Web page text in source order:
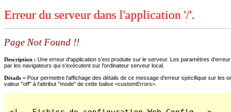
Erreur du serveur dans l'application '/'.
Page Not Found !!
Description : Une erreur d'application s'est produite sur le serveur. Les paramètres
par les navigateurs qui s'exécutent sur l'ordinateur serveur local.
Détails = Pour permettre l'affichage des détails de ce message d'erreur spécifique sur les
valeur "off" à l'attribut "mode" de cette balise <customErrors>.